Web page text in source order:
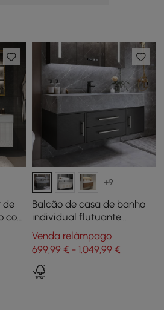
de
com
+9
Balcão de casa de banho
individual flutuante
moderno preto de 99 cm
com tampo de pedra
sinterizada e lavatório
Venda relâmpago
699,99 € - 1.049,99 €